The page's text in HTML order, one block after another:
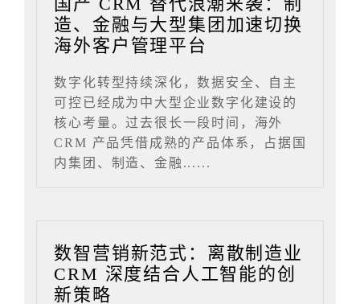
造、金融与大型集团加速切换
海外客户管理平台
数字化转型持续深化，数据安全、自主
可控已经成为中大型企业数字化建设的
核心考量。过去很长一段时间，海外
CRM 产品凭借成熟的产品体系，占据国
内集团、制造、金融......
数智营销新范式：离散制造业
CRM 深度结合人工智能的创
新策略